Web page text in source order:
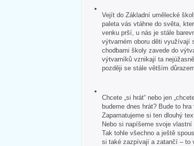
Vejít do Základní umělecké
paleta vás vtáhne do světa,
venku prší, u nás je stále
výtvarném oboru děti využívají
chodbami školy zavede do
výtvarníků vznikají ta
později se stále větším
Chcete „si hrát“ nebo jen
budeme dnes hrát? Bude to
Zapamatujeme si ten dlouhý
Nebo si napíšeme svoje
Tak tohle všechno a ještě
si také zazpívají a zatančí – to